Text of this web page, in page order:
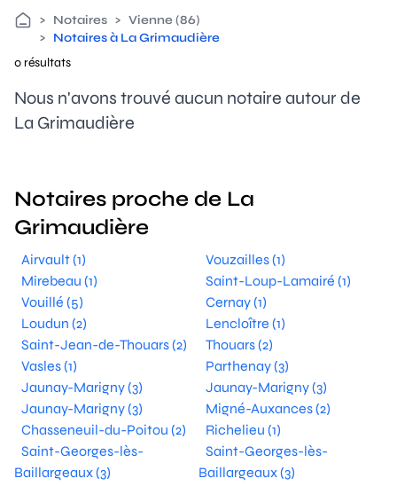
> Notaires > Vienne (86)
> Notaires à La Grimaudière
0 résultats
Nous n'avons trouvé aucun notaire autour de
La Grimaudière
Notaires proche de La
Grimaudière
Airvault (1)
Vouzailles (1)
Mirebeau (1)
Saint-Loup-Lamairé (1)
Vouillé (5)
Cernay (1)
Loudun (2)
Lencloître (1)
Saint-Jean-de-Thouars (2)
Thouars (2)
Vasles (1)
Parthenay (3)
Jaunay-Marigny (3)
Jaunay-Marigny (3)
Jaunay-Marigny (3)
Migné-Auxances (2)
Chasseneuil-du-Poitou (2)
Richelieu (1)
Saint-Georges-lès-
Baillargeaux (3)
Saint-Georges-lès-
Baillargeaux (3)